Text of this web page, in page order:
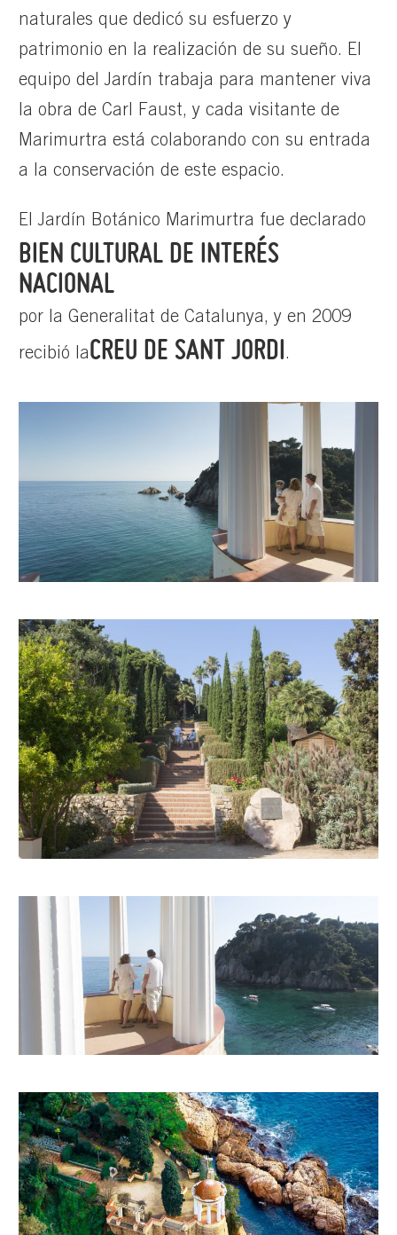
naturales que dedicó su esfuerzo y
patrimonio en la realización de su sueño. El
equipo del Jardín trabaja para mantener viva
la obra de Carl Faust, y cada visitante de
Marimurtra está colaborando con su entrada
a la conservación de este espacio.
El Jardín Botánico Marimurtra fue declarado
BIEN CULTURAL DE INTERÉS
NACIONAL
por la Generalitat de Catalunya, y en 2009
recibió laCREU DE SANT JORDI.